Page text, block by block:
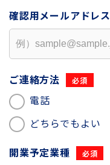
確認用メールアドレス
ご連絡方法
電話
どちらでもよい
開業予定業種